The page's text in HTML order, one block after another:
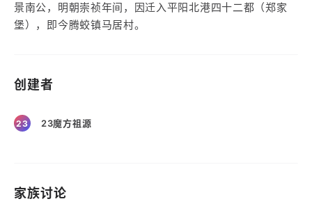
景南公，明朝崇祯年间，因迁入平阳北港四十二都（郑家
堡），即今腾蛟镇马居村。
创建者
23 23魔方祖源
家族讨论